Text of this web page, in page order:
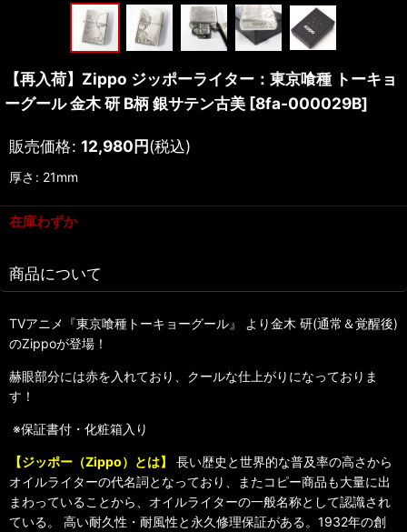
【再入荷】Zippo ジッポーライター：東京喰種 トーキョ
ーグール 金木 研 B柄 銀サテン古美 [8fa-000029B]
販売価格: 12,980円(税込)
厚さ : 21mm
在庫わずか
商品について
TVアニメ『東京喰種トーキョーグール』 より金木 研(通常＆覚醒後)
のZippoが登場！
赫眼部分には赤を入れており、クールな仕上がりになっておりま
す！
※保証書付・化粧箱入り
【ジッポー（Zippo）とは】
長い歴史と世界的な普及率の高さから
オイルライターの代名詞となっており、またコピー商品も大量に出
まわっていることから、オイルライターの一般名称として認識され
ている。 高い耐久性・耐風性と永久修理保証がある。1932年の創